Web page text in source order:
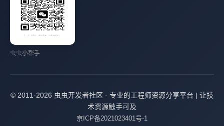
虫虫小帮手
© 2011-2026 虫虫开发者社区 - 专业的工程师资源分享平台 | 让技
术资源触手可及
京ICP备2021023401号-1